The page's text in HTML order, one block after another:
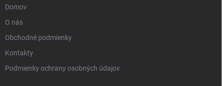
Domov
O nás
Obchodné podmienky
Kontakty
Podmienky ochrany osobných údajov